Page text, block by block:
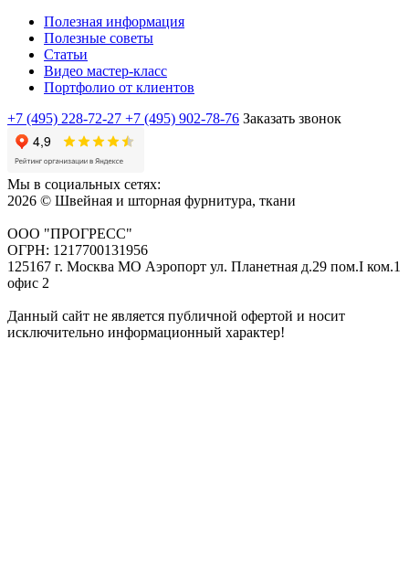
Полезная информация
Полезные советы
Статьи
Видео мастер-класс
Портфолио от клиентов
+7 (495) 228-72-27 +7 (495) 902-78-76 Заказать звонок
Мы в социальных сетях:
2026 © Швейная и шторная фурнитура, ткани
ООО "ПРОГРЕСС"
ОГРН: 1217700131956
125167 г. Москва МО Аэропорт ул. Планетная д.29 пом.I ком.1
офис 2
Данный сайт не является публичной офертой и носит
исключительно информационный характер!